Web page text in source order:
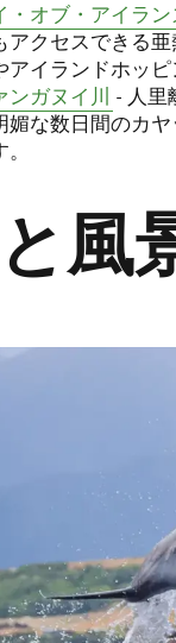
・オブ・アイラン
アクセスできる
アイランドホッ
ンガヌイ川
- 人里
媚な数日間のカ
。
風